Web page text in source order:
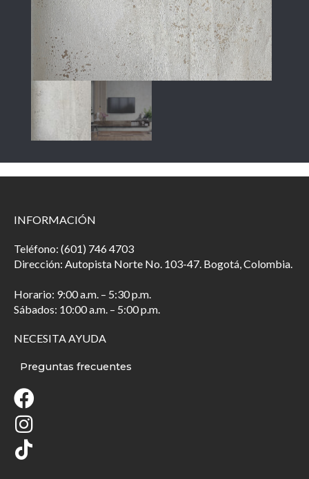
INFORMACIÓN
Teléfono: (601) 746 4703
Dirección: Autopista Norte No. 103-47. Bogotá, Colombia.
Horario: 9:00 a.m. – 5:30 p.m.
Sábados: 10:00 a.m. – 5:00 p.m.
NECESITA AYUDA
Preguntas frecuentes